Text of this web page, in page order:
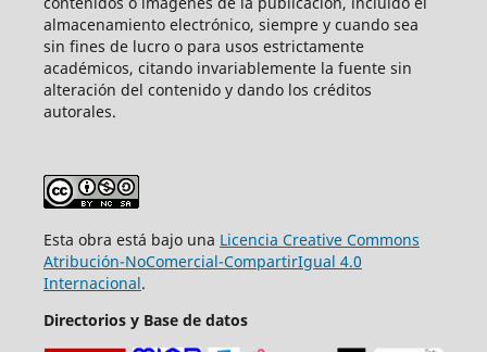
almacenamiento electrónico, siempre y cuando sea
sin fines de lucro o para usos estrictamente
académicos, citando invariablemente la fuente sin
alteración del contenido y dando los créditos
autorales.
Esta obra está bajo una Licencia Creative Commons
Atribución-NoComercial-CompartirIgual 4.0
Internacional.
Directorios y Base de datos